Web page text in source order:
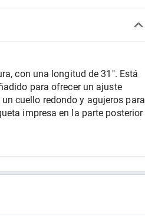
con una longitud de 31". Está
para ofrecer un ajuste
cuello redondo y agujeros para
impresa en la parte posterior